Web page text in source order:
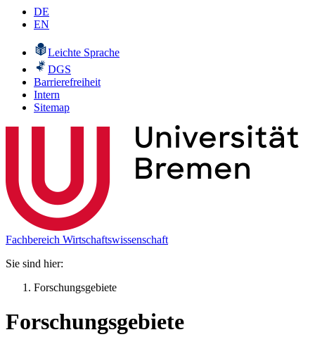
DE
EN
Leichte Sprache
DGS
Barrierefreiheit
Intern
Sitemap
Fachbereich Wirtschaftswissenschaft
Sie sind hier:
Forschungsgebiete
Forschungsgebiete